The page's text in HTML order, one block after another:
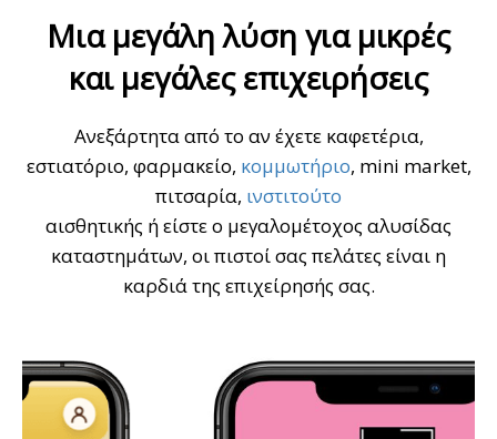
Μια μεγάλη λύση για μικρές
και μεγάλες επιχειρήσεις
Ανεξάρτητα από το αν έχετε καφετέρια,
εστιατόριο, φαρμακείο, κομμωτήριο, mini market,
πιτσαρία, ινστιτούτο
αισθητικής ή είστε ο μεγαλομέτοχος αλυσίδας
καταστημάτων, οι πιστοί σας πελάτες είναι η
καρδιά της επιχείρησής σας.